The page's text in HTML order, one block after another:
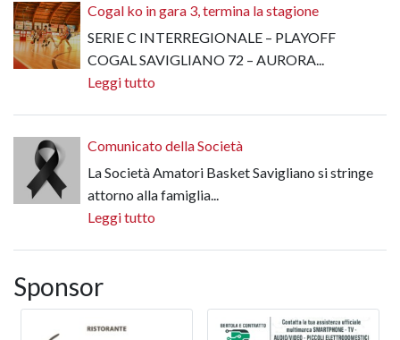
Cogal ko in gara 3, termina la stagione
SERIE C INTERREGIONALE – PLAYOFF
COGAL SAVIGLIANO 72 – AURORA...
Leggi tutto
Comunicato della Società
La Società Amatori Basket Savigliano si stringe
attorno alla famiglia...
Leggi tutto
Sponsor